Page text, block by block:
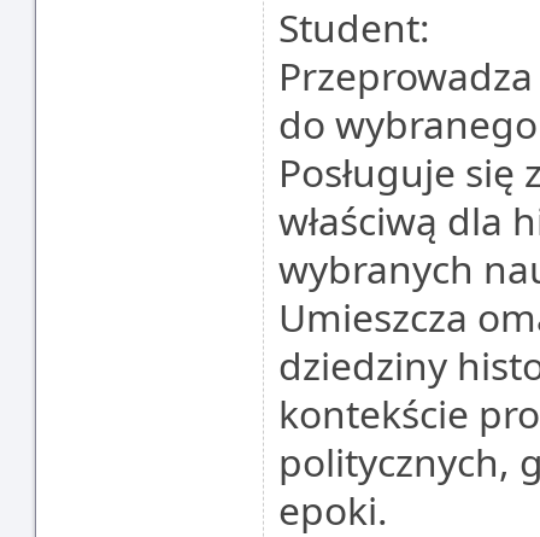
Student:
do
Posługuje
właściwą dla
wybranych
Umieszcza
dziedziny
kontekście
politycznych,
epoki.